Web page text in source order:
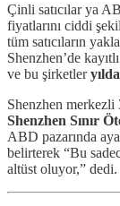
Çinli satıcılar ya
fiyatlarını ciddi
tüm satıcıların
Shenzhen’de
ve bu şirketler
Shenzhen merkezli
Shenzhen Sınır
ABD pazarında
belirterek “Bu
altüst oluyor,” dedi.